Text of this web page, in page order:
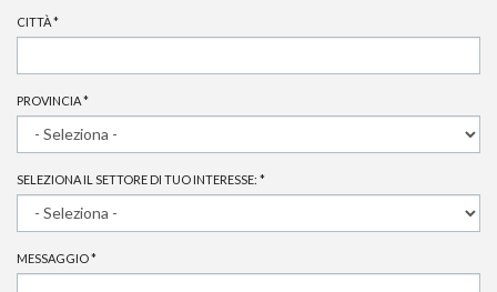
CITTÀ*
PROVINCIA*
SELEZIONA IL SETTORE DI TUO INTERESSE: *
MESSAGGIO*